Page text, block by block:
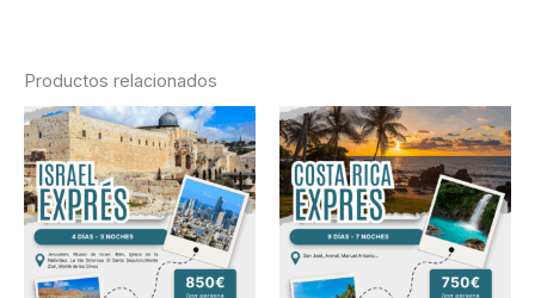
Productos relacionados